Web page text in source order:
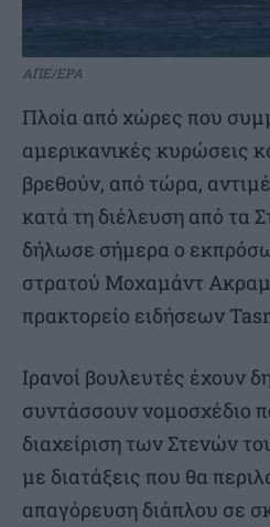
ΑΠΕ/EPA
Πλοία από χώρες που
αμερικανικές κυρώσεις
βρεθούν, από τώρα,
κατά τη διέλευση από τα
δήλωσε σήμερα ο
στρατού Μοχαμάντ
πρακτορείο ειδήσεων
Ιρανοί βουλευτές έχουν
συντάσσουν νομοσχέδιο
διαχείριση των Στενών
με διατάξεις που θα
απαγόρευση διάπλου σε